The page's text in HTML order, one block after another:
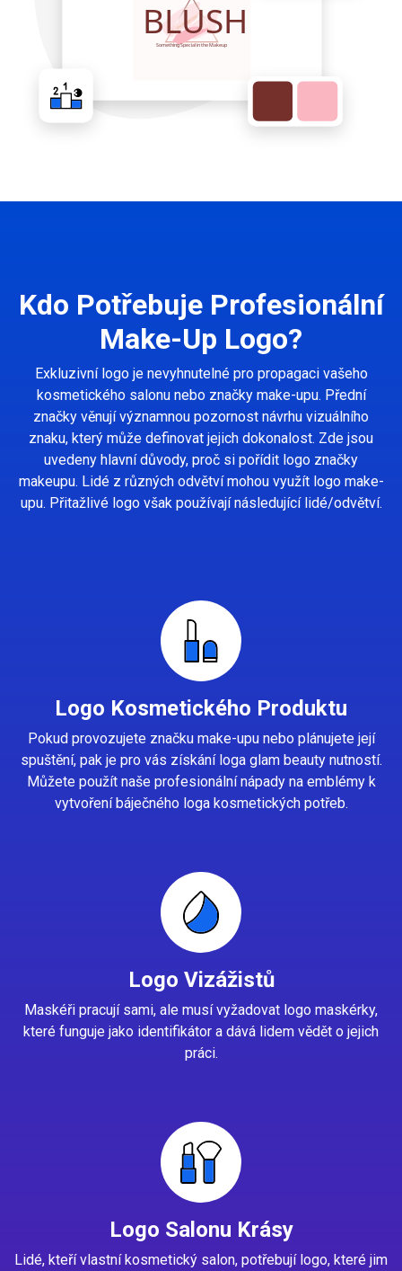
Kdo Potřebuje Profesionální
Make-Up Logo?
Exkluzivní logo je nevyhnutelné pro propagaci vašeho
kosmetického salonu nebo značky make-upu. Přední
značky věnují významnou pozornost návrhu vizuálního
znaku, který může definovat jejich dokonalost. Zde jsou
uvedeny hlavní důvody, proč si pořídit logo značky
makeupu. Lidé z různých odvětví mohou využít logo make-
upu. Přitažlivé logo však používají následující lidé/odvětví.
Logo Kosmetického Produktu
Pokud provozujete značku make-upu nebo plánujete její
spuštění, pak je pro vás získání loga glam beauty nutností.
Můžete použít naše profesionální nápady na emblémy k
vytvoření báječného loga kosmetických potřeb.
Logo Vizážistů
Maskéři pracují sami, ale musí vyžadovat logo maskérky,
které funguje jako identifikátor a dává lidem vědět o jejich
práci.
Logo Salonu Krásy
Lidé, kteří vlastní kosmetický salon, potřebují logo, které jim